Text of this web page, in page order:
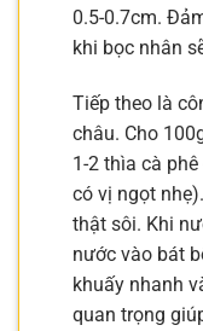
0.5-0.7cm.
khi bọc nhân
Tiếp theo là
châu. Cho
1-2 thìa cà
có vị ngọt
thật sôi. Khi
nước vào bát
khuấy nhanh
quan trọng